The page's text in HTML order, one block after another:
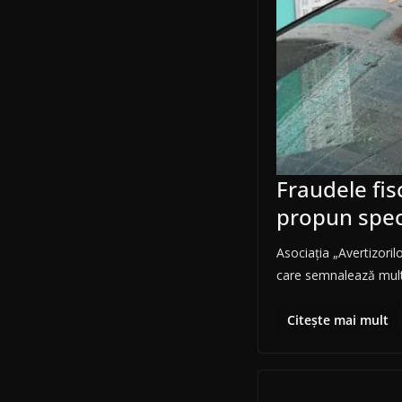
Fraudele
propun
Asociația
care semnalează
Citește mai mult